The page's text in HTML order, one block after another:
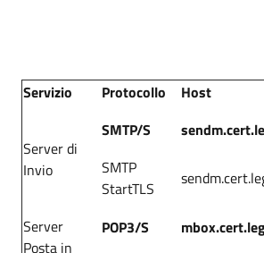
Servizio Protocollo Host
Server di
Invio
SMTP/S
SMTP
StartTLS
Server
Posta in
POP3/S